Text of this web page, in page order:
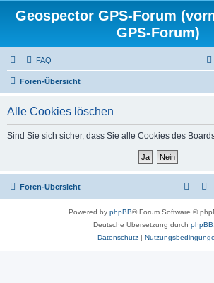
Geospector GPS-Forum
GPS-Forum)
FAQ
Foren-Übersicht
Alle Cookies löschen
Sind Sie sich sicher, dass Sie alle Cookies des
Foren-Übersicht
Powered by phpBB® Forum Software ©
Deutsche Übersetzung durch
Datenschutz|